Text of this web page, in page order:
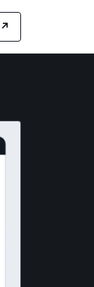
↗